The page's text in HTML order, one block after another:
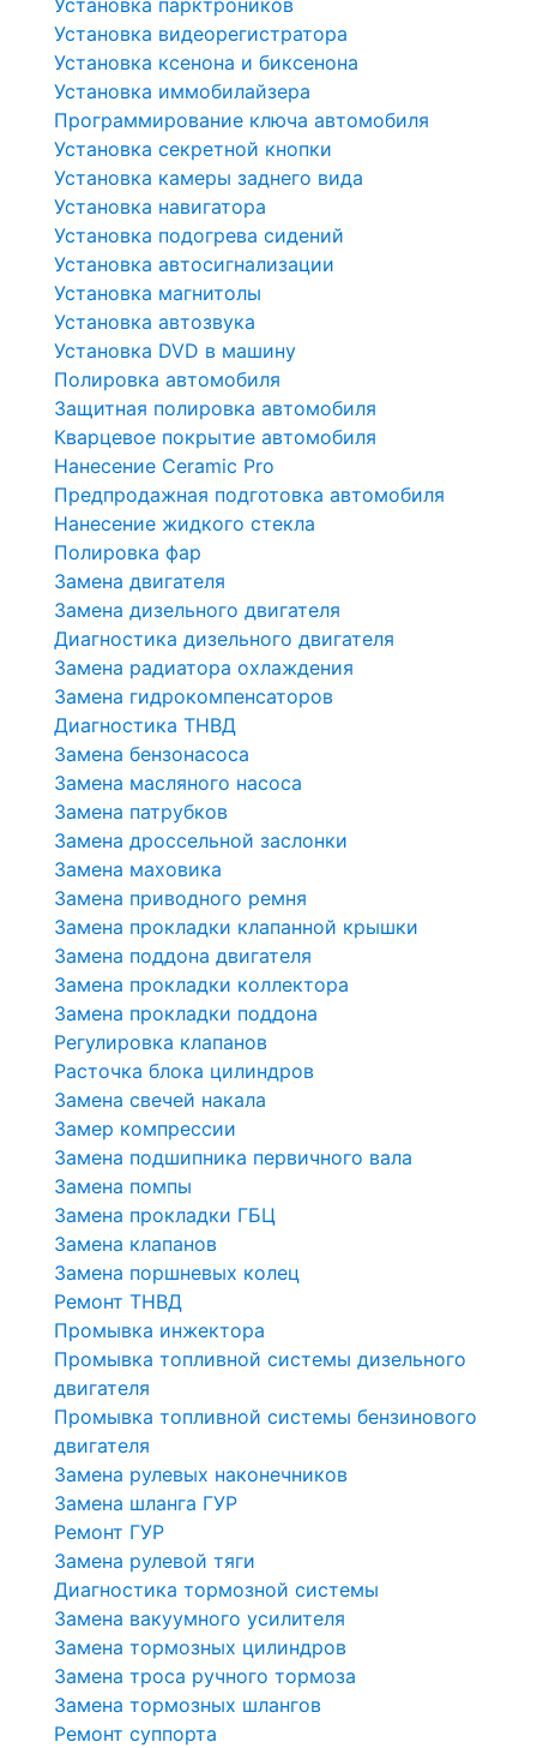
Установка парктроников
Установка видеорегистратора
Установка ксенона и биксенона
Установка иммобилайзера
Программирование ключа автомобиля
Установка секретной кнопки
Установка камеры заднего вида
Установка навигатора
Установка подогрева сидений
Установка автосигнализации
Установка магнитолы
Установка автозвука
Установка DVD в машину
Полировка автомобиля
Защитная полировка автомобиля
Кварцевое покрытие автомобиля
Нанесение Ceramic Pro
Предпродажная подготовка автомобиля
Нанесение жидкого стекла
Полировка фар
Замена двигателя
Замена дизельного двигателя
Диагностика дизельного двигателя
Замена радиатора охлаждения
Замена гидрокомпенсаторов
Диагностика ТНВД
Замена бензонасоса
Замена масляного насоса
Замена патрубков
Замена дроссельной заслонки
Замена маховика
Замена приводного ремня
Замена прокладки клапанной крышки
Замена поддона двигателя
Замена прокладки коллектора
Замена прокладки поддона
Регулировка клапанов
Расточка блока цилиндров
Замена свечей накала
Замер компрессии
Замена подшипника первичного вала
Замена помпы
Замена прокладки ГБЦ
Замена клапанов
Замена поршневых колец
Ремонт ТНВД
Промывка инжектора
Промывка топливной системы дизельного
двигателя
Промывка топливной системы бензинового
двигателя
Замена рулевых наконечников
Замена шланга ГУР
Ремонт ГУР
Замена рулевой тяги
Диагностика тормозной системы
Замена вакуумного усилителя
Замена тормозных цилиндров
Замена троса ручного тормоза
Замена тормозных шлангов
Ремонт суппорта